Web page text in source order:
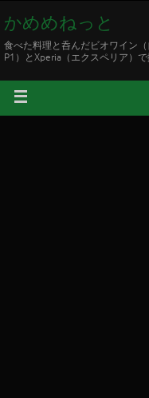
かめめねっと
食べた料理と呑んだビオワイン
P1）とXperia（エクスペリア）